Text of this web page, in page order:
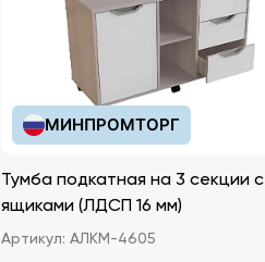
МИНПРОМТОРГ
Тумба подкатная на 3 секции с
ящиками (ЛДСП 16 мм)
Артикул: АЛКМ-4605